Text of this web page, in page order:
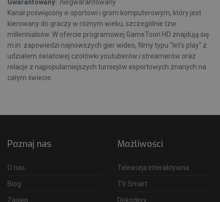
Gwarantowany: niegwarantowany
Kanał poświęcony e-sportowi i grom komputerowym, który jest
kierowany do graczy w różnym wieku, szczególnie tzw.
millennialsów. W ofercie programowej GameToon HD znajdują się
m.in. zapowiedzi najnowszych gier wideo, filmy typu "let's play" z
udziałem światowej czołówki youtuberów i streamerów oraz
relacje z najpopularniejszych turniejów esportowych znanych na
całym świecie.
Poznaj nas
O nas
Blog
Zasięg
Możliwości
Telewizja interaktywna
TV Smart
Dekodery